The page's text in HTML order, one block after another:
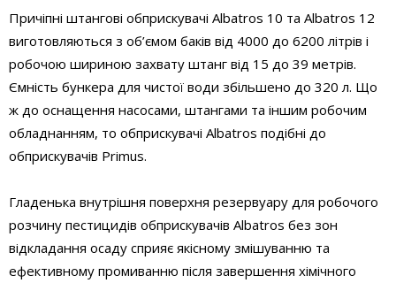
Причіпні штангові обприскувачі Albatros 10 та Albatros 12
виготовляються з об’ємом баків від 4000 до 6200 літрів і
робочою шириною захвату штанг від 15 до 39 метрів.
Ємність бункера для чистої води збільшено до 320 л. Що
ж до оснащення насосами, штангами та іншим робочим
обладнанням, то обприскувачі Albatros подібні до
обприскувачів Primus.
Гладенька внутрішня поверхня резервуару для робочого
розчину пестицидів обприскувачів Albatros без зон
відкладання осаду сприяє якісному змішуванню та
ефективному промиванню після завершення хімічного